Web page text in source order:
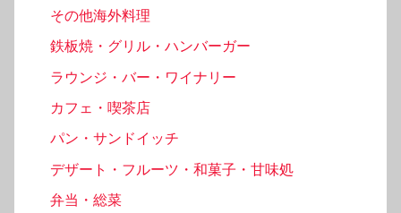
その他海外料理
鉄板焼・グリル・ハンバーガー
ラウンジ・バー・ワイナリー
カフェ・喫茶店
パン・サンドイッチ
デザート・フルーツ・和菓子・甘味処
弁当・総菜